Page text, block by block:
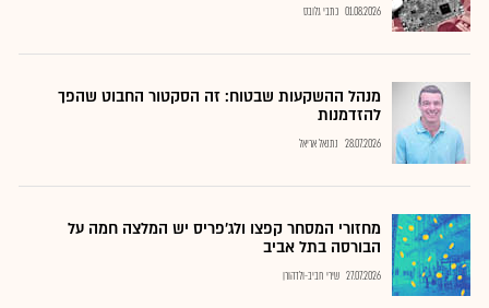
01.08.2026 כתבי גלובס
מנהל ההשקעות שבטוח: זה הסקטור החבוט שהפך
להזדמנות
28.07.2026 נתנאל אריאל
מחזורי המסחר קפצו ולג'פריס יש המלצה חמה על
הבורסה בתל אביב
27.07.2026 שירי חביב-ולדהורן